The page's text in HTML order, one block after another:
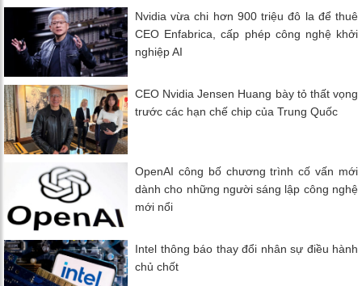
Nvidia vừa chi hơn 900 triệu đô la để thuê
CEO Enfabrica, cấp phép công nghệ khởi
nghiệp AI
CEO Nvidia Jensen Huang bày tỏ thất vọng
trước các hạn chế chip của Trung Quốc
OpenAI công bố chương trình cố vấn mới
dành cho những người sáng lập công nghệ
mới nổi
Intel thông báo thay đổi nhân sự điều hành
chủ chốt